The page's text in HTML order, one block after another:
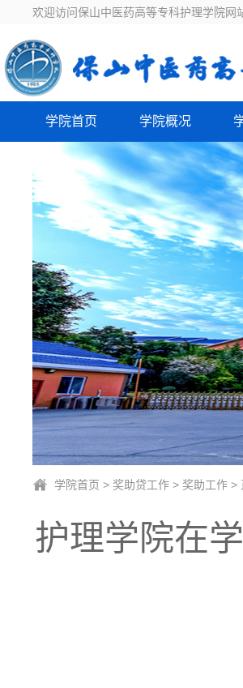
欢迎访问保山中医药高等专科护理学院网
学院首页 学院概况
学院首页 > 奖助贷工作 > 奖助工作 >
护理学院在